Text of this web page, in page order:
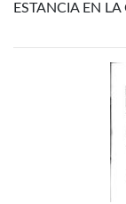
ESTANCIA EN